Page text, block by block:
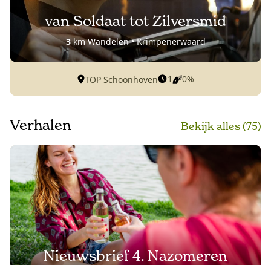
van Soldaat tot Zilversmid
3km Wandelen • Krimpenerwaard
TOP Schoonhoven 1 0%
Verhalen Bekijk alles(75)
Nieuwsbrief 4. Nazomeren